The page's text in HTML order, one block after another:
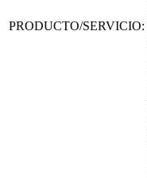
PRODUCTO/SERVICIO: